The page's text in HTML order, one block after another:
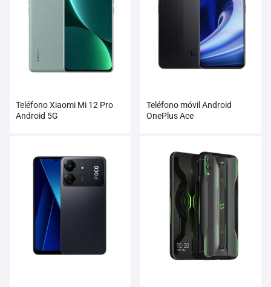
Teléfono Xiaomi Mi 12 Pro
Android 5G
Teléfono móvil Android
OnePlus Ace